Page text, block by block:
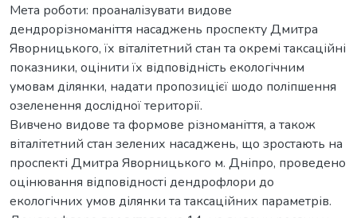
Мета роботи: проаналізувати видове
дендрорізноманіття насаджень проспекту Дмитра
Яворницького, їх віталітетний стан та окремі таксаційні
показники, оцінити їх відповідність екологічним
умовам ділянки, надати пропозицієї шодо поліпшення
озеленення дослідної території.
Вивчено видове та формове різноманіття, а також
віталітетний стан зелених насаджень, що зростають на
проспекті Дмитра Яворницького м. Дніпро, проведено
оцінювання відповідності дендрофлори до
екологічних умов ділянки та таксаційних параметрів.